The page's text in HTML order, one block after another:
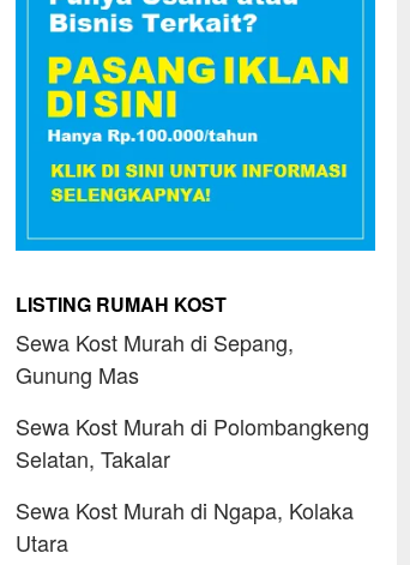
LISTING RUMAH KOST
Sewa Kost Murah di Sepang,
Gunung Mas
Sewa Kost Murah di Polombangkeng
Selatan, Takalar
Sewa Kost Murah di Ngapa, Kolaka
Utara